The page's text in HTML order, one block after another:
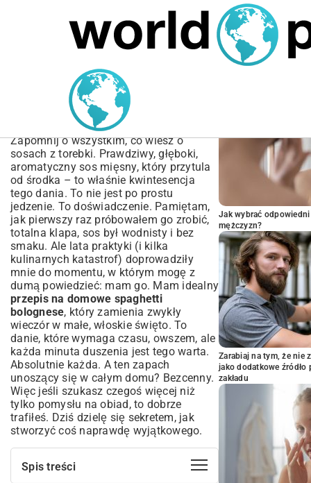
MARIUSZ ŁAMAGA 05.10.2025
Przepis na Domowe
Spaghetti Bolognese:
Autentyczny Włoski Smak
Zapomnij o wszystkim, co wiesz o
sosach z torebki. Prawdziwy, głęboki,
aromatyczny sos mięsny, który przytula
od środka – to właśnie kwintesencja
tego dania. To nie jest po prostu
jedzenie. To doświadczenie. Pamiętam,
jak pierwszy raz próbowałem go zrobić,
totalna klapa, sos był wodnisty i bez
smaku. Ale lata praktyki (i kilka
kulinarnych katastrof) doprowadziły
mnie do momentu, w którym mogę z
dumą powiedzieć: mam go. Mam idealny
przepis na domowe spaghetti
bolognese, który zamienia zwykły
wieczór w małe, włoskie święto. To
danie, które wymaga czasu, owszem, ale
każda minuta duszenia jest tego warta.
Absolutnie każda. A ten zapach
unoszący się w całym domu? Bezcenny.
Więc jeśli szukasz czegoś więcej niż
tylko pomysłu na obiad, to dobrze
trafiłeś. Dziś dzielę się sekretem, jak
stworzyć coś naprawdę wyjątkowego.
Spis treści
Jak wybrać
mężczyzn?
Zarabiaj na tym, że nie
jako dodatkowe
zakładu